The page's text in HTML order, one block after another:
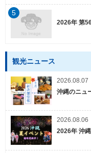
2026年 第
5
観光ニュース
2026.08.07
沖縄のニュ
2026.08.06
2026年 沖